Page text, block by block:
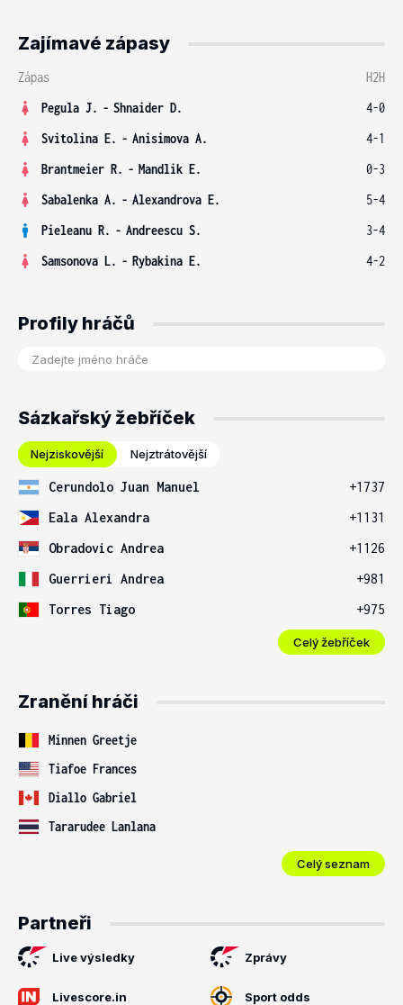
Zajímavé zápasy
Zápas
H2H
Pegula J. - Shnaider D.
4-0
Svitolina E. - Anisimova A.
4-1
Brantmeier R. - Mandlik E.
0-3
Sabalenka A. - Alexandrova E.
5-4
Pieleanu R. - Andreescu S.
3-4
Samsonova L. - Rybakina E. 4-2
Profily hráčů
Sázkařský žebříček
Nejziskovější Nejztrátovější
Cerundolo Juan Manuel
+1737
Eala Alexandra
+1131
Obradovic Andrea
+1126
Guerrieri Andrea
+981
Torres Tiago
+975
Celý žebříček
Zranění hráči
Minnen Greetje
Tiafoe Frances
Diallo Gabriel
Tararudee Lanlana
Celý seznam
Partneři
Live výsledky Zprávy
Livescore.in Sport odds